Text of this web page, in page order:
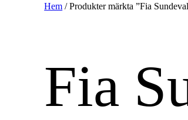
Hem / Produkter märkta ”Fia
Fia